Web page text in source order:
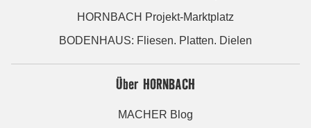
HORNBACH Projekt-Marktplatz
BODENHAUS: Fliesen. Platten. Dielen
Über HORNBACH
MACHER Blog